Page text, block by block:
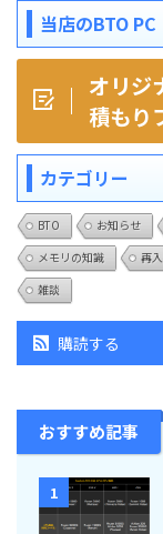
当店のBTO PC
オリジ
積もり
カテゴリー
BTO お知らせ
メモリの知識
再
雑談
購読する
おすすめ記事
1